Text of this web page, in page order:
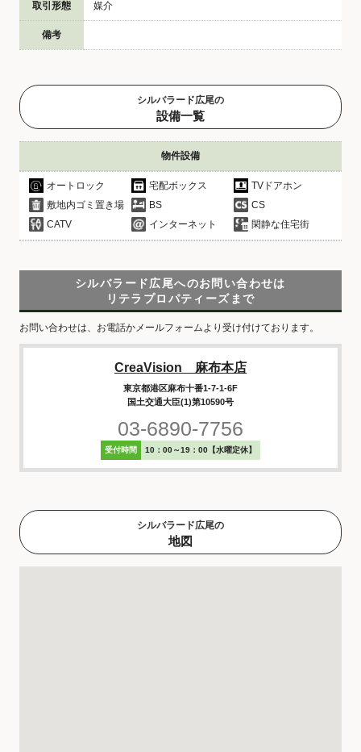
取引形態 媒介
備考
シルバラード広尾の
設備一覧
物件設備
オートロック 宅配ボックス
TVドアホン
敷地内ゴミ置き場
BS
CS
CATV
インターネット 閑静な住宅街
シルバラード広尾へのお問い合わせは
リテラプロパティーズまで
お問い合わせは、お電話かメールフォームより受け付けております。
CreaVision 麻布本店
東京都港区麻布十番1-7-1-6F
国土交通大臣(1)第10590号
03-6890-7756
受付時間 10：00～19：00【水曜定休】
シルバラード広尾の
地図